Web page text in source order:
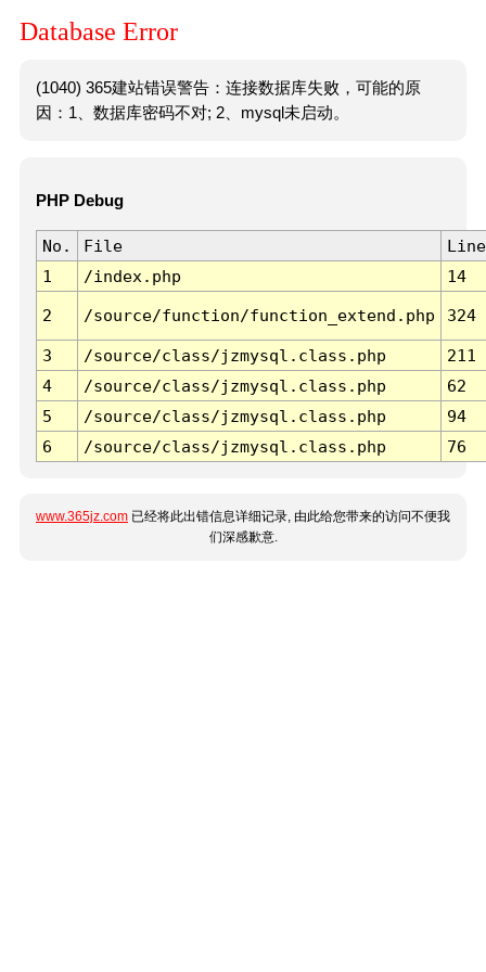
Database Error
(1040) 365建站错误警告：连接数据库失败，可能的原
因：1、数据库密码不对; 2、mysql未启动。
PHP Debug
No. File
Line
1
/index.php 14
2 /source/function/function_extend.php 324
3 /source/class/jzmysql.class.php
211
4
/source/class/jzmysql.class.php
62
5
/source/class/jzmysql.class.php
94
6
/source/class/jzmysql.class.php 76
www.365jz.com 已经将此出错信息详细记录, 由此给您带来的访问不便我
们深感歉意.